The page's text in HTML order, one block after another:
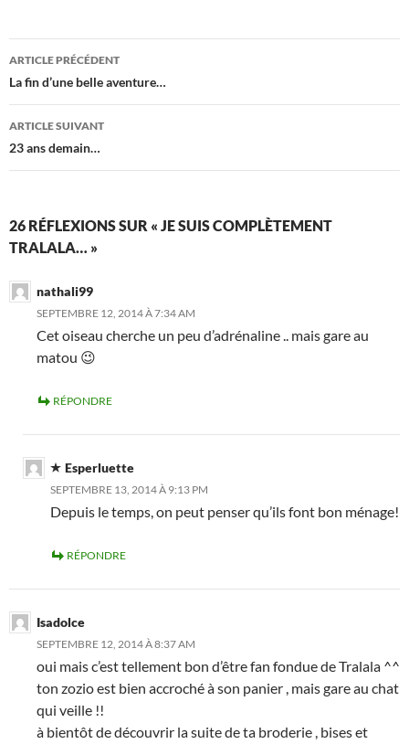
Navigation
des
articles
ARTICLE PRÉCÉDENT
La fin d’une belle aventure…
ARTICLE SUIVANT
23 ans demain…
26 RÉFLEXIONS SUR « JE SUIS COMPLÈTEMENT
TRALALA… »
nathali99
SEPTEMBRE 12, 2014 À 7:34 AM
Cet oiseau cherche un peu d’adrénaline .. mais gare au
matou 😉
RÉPONDRE
Esperluette
SEPTEMBRE 13, 2014 À 9:13 PM
Depuis le temps, on peut penser qu’ils font bon ménage!
RÉPONDRE
Isadolce
SEPTEMBRE 12, 2014 À 8:37 AM
oui mais c’est tellement bon d’être fan fondue de Tralala ^^
ton zozio est bien accroché à son panier , mais gare au chat
qui veille !!
à bientôt de découvrir la suite de ta broderie , bises et